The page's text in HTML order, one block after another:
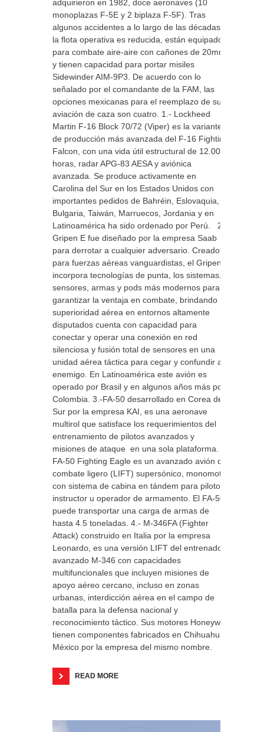
adquirieron en 1982, doce aeronaves (10
monoplazas F-5E y 2 biplaza F-5F). Tras
algunos accidentes a lo largo de las décadas,
la flota operativa es reducida, están equipados
para combate aire-aire con cañones de 20mm
y tienen capacidad para portar misiles
Sidewinder AIM-9P3. De acuerdo con lo
señalado por el comandante de la FAM, las
opciones mexicanas para el reemplazo de su
aviación de caza son cuatro. 1.- Lockheed
Martin F-16 Block 70/72 (Viper) es la variante
de producción más avanzada del F-16 Fighting
Falcon, con una vida útil estructural de 12.000
horas, radar APG-83 AESA y aviónica
avanzada. Se produce activamente en
Carolina del Sur en los Estados Unidos con
importantes pedidos de Bahréin, Eslovaquia,
Bulgaria, Taiwán, Marruecos, Jordania y en
Latinoamérica ha sido ordenado por Perú. 2.-
Gripen E fue diseñado por la empresa Saab
para derrotar a cualquier adversario. Creado
para fuerzas aéreas vanguardistas, el Gripen E
incorpora tecnologías de punta, los sistemas,
sensores, armas y pods más modernos para
garantizar la ventaja en combate, brindando
superioridad aérea en entornos altamente
disputados cuenta con capacidad para
conectar y operar una conexión en red
silenciosa y fusión total de sensores en una
unidad aérea táctica para cegar y confundir al
enemigo. En Latinoamérica este avión es
operado por Brasil y en algunos años más por
Colombia. 3.-FA-50 desarrollado en Corea del
Sur por la empresa KAI, es una aeronave
multirol que satisface los requerimientos del
entrenamiento de pilotos avanzados y
misiones de ataque en una sola plataforma. El
FA-50 Fighting Eagle es un avanzado avión de
combate ligero (LIFT) supersónico, monomotor
con sistema de cabina en tándem para piloto e
instructor u operador de armamento. El FA-50
puede transportar una carga de armas de
hasta 4.5 toneladas. 4.- M-346FA (Fighter
Attack) construido en Italia por la empresa
Leonardo, es una versión LIFT del entrenador
avanzado M-346 con capacidades
multifuncionales que incluyen misiones de
apoyo aéreo cercano, incluso en zonas
urbanas, interdicción aérea en el campo de
batalla para la defensa nacional y
reconocimiento táctico. Sus motores Honeywell
tienen componentes fabricados en Chihuahua
México por la empresa del mismo nombre.
READ MORE